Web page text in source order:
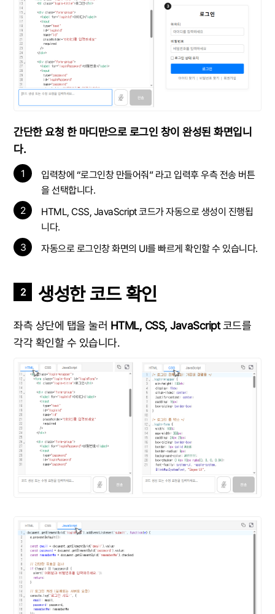
간단한 요청 한 마디만으로 로그인 창이 완성된 화면입니
다.
1
입력창에 “로그인창 만들어줘” 라고 입력후 우측 전송 버튼
을 선택합니다.
2
HTML, CSS, JavaScript 코드가 자동으로 생성이 진행됩
니다.
3
자동으로 로그인창 화면의 UI를 빠르게 확인할 수 있습니다.
2 생성한 코드 확인
좌측 상단에 탭을 눌러 HTML, CSS, JavaScript코드를
각각 확인할 수 있습니다.